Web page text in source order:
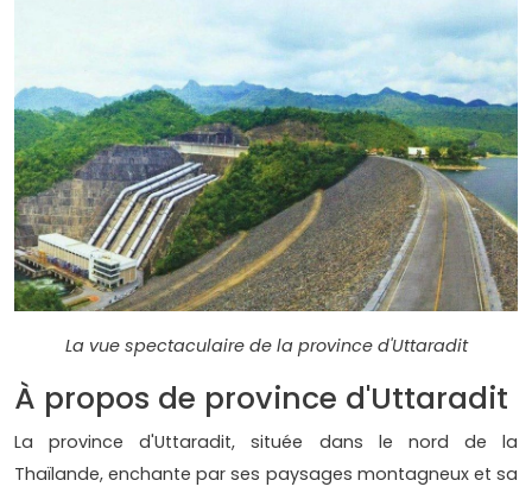
La vue spectaculaire de la province d'Uttaradit
À propos de province d'Uttaradit
La province d'Uttaradit, située dans le nord de la
Thaïlande, enchante par ses paysages montagneux et sa